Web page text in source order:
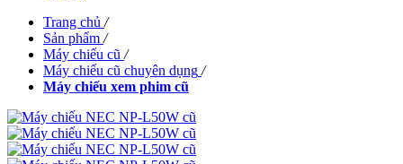
Trang chủ /
Sản phẩm /
Máy chiếu cũ /
Máy chiếu cũ chuyên dụng /
Máy chiếu xem phim cũ